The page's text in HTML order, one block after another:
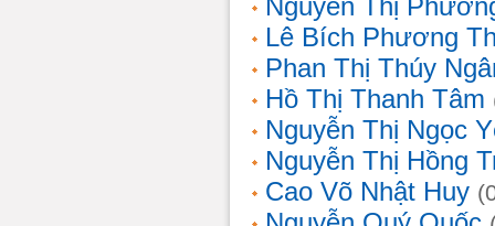
Nguyễn Thị
Lê Bích Phương
Phan Thị Thúy
Hồ Thị Thanh Tâm
Nguyễn Thị Ngọc
Nguyễn Thị Hồng
Cao Võ Nhật Huy